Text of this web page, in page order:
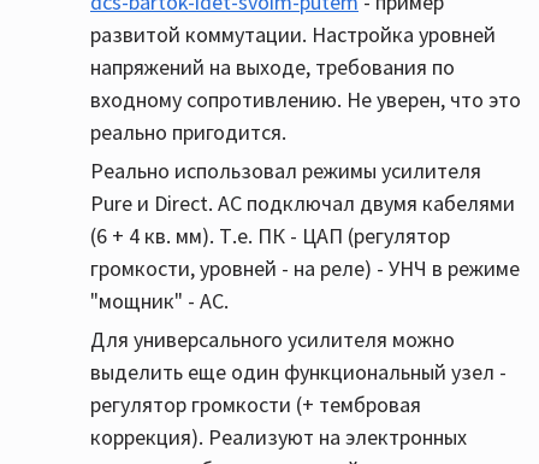
развитой коммутации. Настройка уровней
напряжений на выходе, требования по
входному сопротивлению. Не уверен, что это
реально пригодится.
Реально использовал режимы усилителя
Pure и Direct. АС подключал двумя кабелями
(6 + 4 кв. мм). Т.е. ПК - ЦАП (регулятор
громкости, уровней - на реле) - УНЧ в режиме
"мощник" - АС.
Для универсального усилителя можно
выделить еще один функциональный узел -
регулятор громкости (+ тембровая
коррекция). Реализуют на электронных